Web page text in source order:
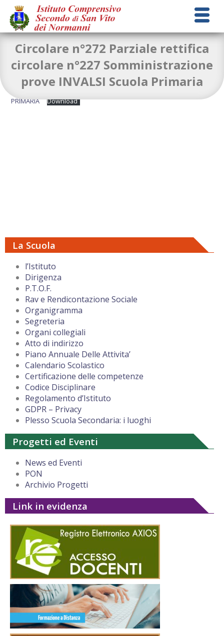
La Scuola
l’Istituto
Dirigenza
P.T.O.F.
Rav e Rendicontazione Sociale
Organigramma
Segreteria
Organi collegiali
Atto di indirizzo
Piano Annuale Delle Attivita’
Calendario Scolastico
Certificazione delle competenze
Codice Disciplinare
Regolamento d’Istituto
GDPR – Privacy
Plesso Scuola Secondaria: i luoghi
Progetti ed Eventi
News ed Eventi
PON
Archivio Progetti
Link in evidenza
Circolare n°272 Parziale rettifica
circolare n°227 Somministrazione
prove INVALSI Scuola Primaria
circolare n. 272 PARZIALE RETTIFICA INVALSI
PRIMARIA
Download